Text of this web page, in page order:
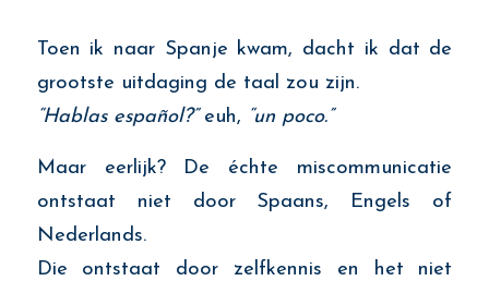
Toen ik naar Spanje kwam, dacht ik dat de
grootste uitdaging de taal zou zijn.
“Hablas español?”euh, “un poco.”
Maar eerlijk? De échte miscommunicatie
ontstaat niet door Spaans, Engels of
Nederlands.
Die ontstaat door zelfkennis en het niet